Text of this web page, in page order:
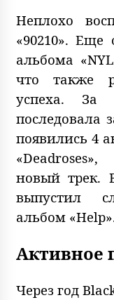
Неплохо
«90210». Еще
альбома
что также
успеха. За
последовала
появились 4
новый трек.
выпустил
альбом
Активное
Через год